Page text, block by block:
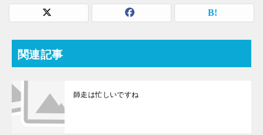
関連記事
師走は忙しいですね